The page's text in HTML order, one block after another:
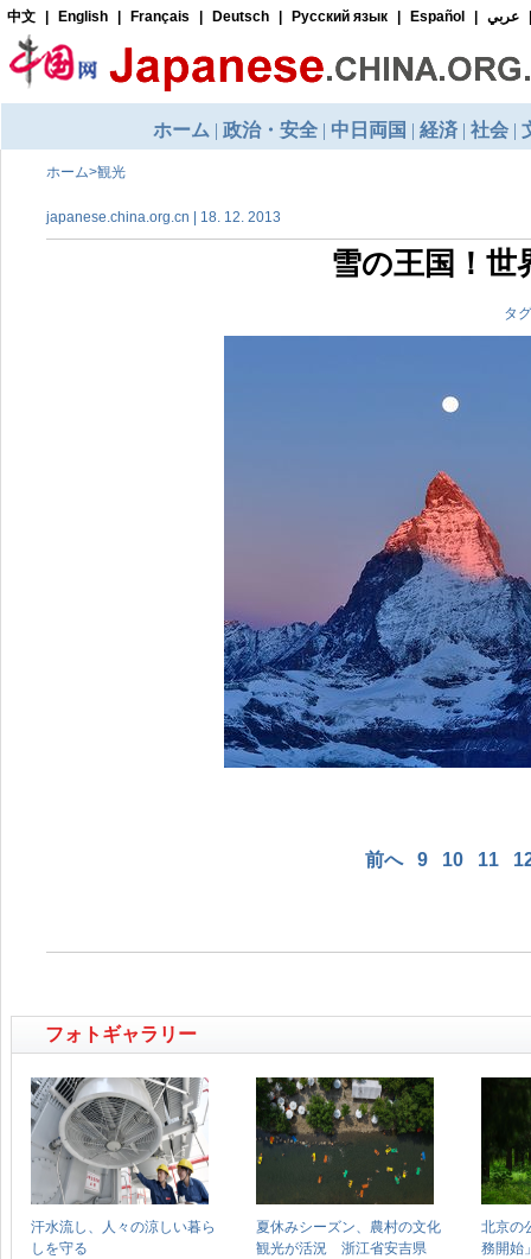
ホーム>観光
japanese.china.org.cn | 18. 12. 2013
雪の王国！世
タ
前へ 9 10 11